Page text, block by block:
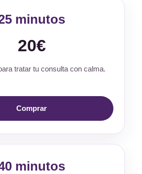
minutos
20€
tratar tu consulta con calma.
Comprar
minutos